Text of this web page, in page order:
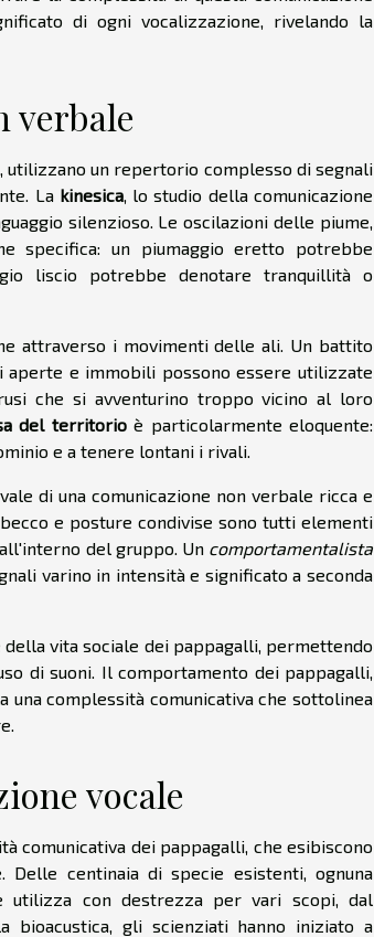
di ogni vocalizzazione, rivelando la
verbale
un repertorio complesso di segnali
La kinesica, lo studio della comunicazione
silenzioso. Le oscilazioni delle piume,
specifica: un piumaggio eretto potrebbe
liscio potrebbe denotare tranquillità o
attraverso i movimenti delle ali. Un battito
aperte e immobili possono essere utilizzate
che si avventurino troppo vicino al loro
del territorioè particolarmente eloquente:
e a tenere lontani i rivali.
di una comunicazione non verbale ricca e
e posture condivise sono tutti elementi
del gruppo. Un comportamentalista
varino in intensità e significato a seconda
vita sociale dei pappagalli, permettendo
di suoni. Il comportamento dei pappagalli,
complessità comunicativa che sottolinea
vocale
comunicativa dei pappagalli, che esibiscono
Delle centinaia di specie esistenti, ognuna
utilizza con destrezza per vari scopi, dal
bioacustica, gli scienziati hanno iniziato a